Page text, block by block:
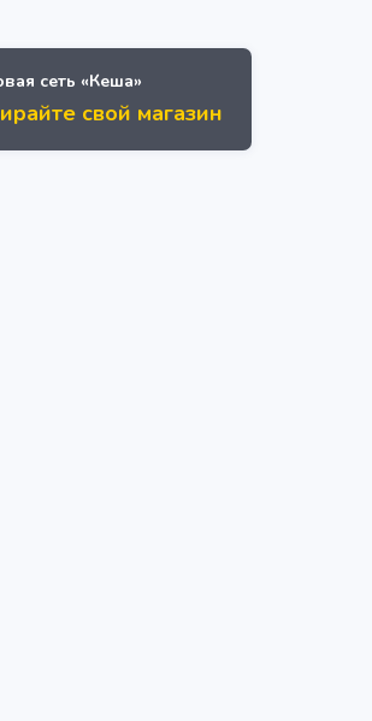
сеть «Кеша»
свой магазин